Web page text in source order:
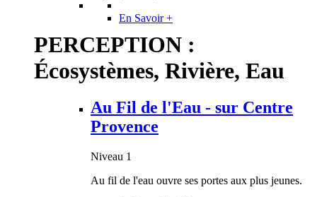
En Savoir +
PERCEPTION :
Écosystèmes, Rivière, Eau
Au Fil de l'Eau - sur Centre
Provence
Niveau 1
Au fil de l'eau ouvre ses portes aux plus jeunes.